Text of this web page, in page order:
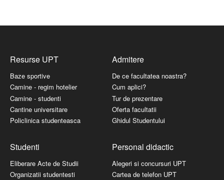
Resurse UPT
Baze sportive
Camine - regim hotelier
Camine - studenti
Cantine universitare
Policlinica studenteasca
Admitere
De ce facultatea noastra?
Cum aplici?
Tur de prezentare
Oferta facultatii
Ghidul Studentului
Studenti
Eliberare Acte de Studii
Organizatii studentesti
Personal didactic
Alegeri si concursuri UPT
Cartea de telefon UPT